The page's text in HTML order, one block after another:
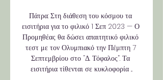
Πάτρα: Στη διάθεση του κόσμου τα
εισιτήρια για το φιλικό 1 Σεπ 2023 — Ο
Προμηθέας θα δώσει απαιτητικό φιλικό
τεστ με τον Ολυμπιακό την Πέμπτη 7
Σεπτεμβρίου στο “Δ. Τόφαλος”. Τα
εισιτήρια τίθενται σε κυκλοφορία ...